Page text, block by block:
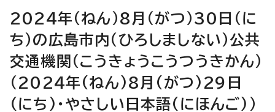
2024年（ねん）8月（がつ）30日（に
ち）の広島市内（ひろしましない）公共
交通機関（こうきょうこうつうきかん）
（2024年(ねん)8月(がつ)29日
(にち)・やさしい日本語(にほんご)）